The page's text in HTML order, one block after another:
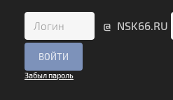
@ NSK66.RU
Забыл пароль